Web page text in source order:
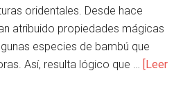
oridentales. Desde hace
atribuido propiedades mágicas
especies de bambú que
Así, resulta lógico que … [Leer